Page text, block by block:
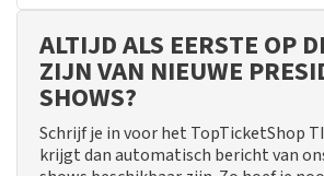
ALTIJD ALS EERSTE OP
ZIJN VAN NIEUWE
SHOWS?
Schrijf je in voor het TopTicketShop
krijgt dan automatisch bericht van